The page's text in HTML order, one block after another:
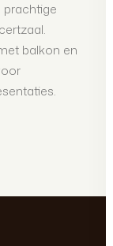
prachtige
balkon en